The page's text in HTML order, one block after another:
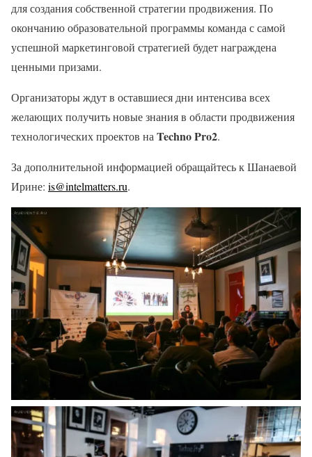
для создания собственной стратегии продвижения. По
окончанию образовательной программы команда с самой
успешной маркетинговой стратегией будет награждена
ценными призами.
Организаторы ждут в оставшиеся дни интенсива всех
желающих получить новые знания в области продвижения
технологических проектов на Techno Pro2.
За дополнительной информацией обращайтесь к Шанаевой
Ирине: is@intelmatters.ru.